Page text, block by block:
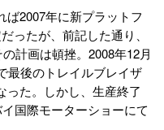
2007年に新プラットフ
ったが、前記した通り、
計画は頓挫。2008年12月
最後のトレイルブレイザ
った。しかし、生産終了
国際モーターショーにて